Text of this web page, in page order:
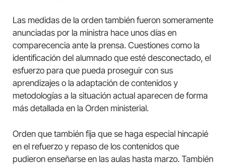
Las medidas de la orden también fueron someramente
anunciadas por la ministra hace unos días en
comparecencia ante la prensa. Cuestiones como la
identificación del alumnado que esté desconectado, el
esfuerzo para que pueda proseguir con sus
aprendizajes o la adaptación de contenidos y
metodologías a la situación actual aparecen de forma
más detallada en la Orden ministerial.
Orden que también fija que se haga especial hincapié
en el refuerzo y repaso de los contenidos que
pudieron enseñarse en las aulas hasta marzo. También